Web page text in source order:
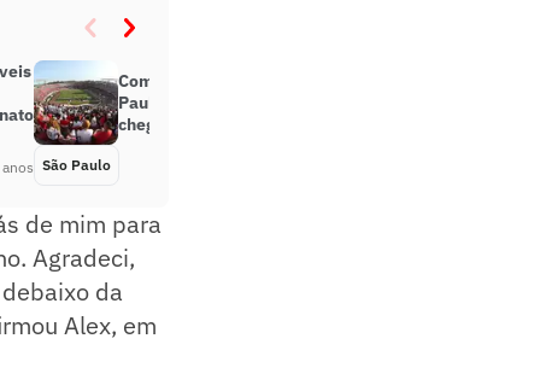
Com maior público do ano, São
Paulo aposta no Morumbi para
chegar à final do Paulista
São Paulo
de mim para
Agradeci,
da
Alex, em